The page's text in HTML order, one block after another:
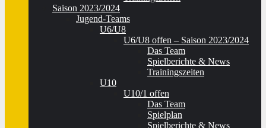
Saison 2023/2024
Jugend-Teams
U6/U8
U6/U8 offen – Saison 2023/2024
Das Team
Spielberichte & News
Trainingszeiten
U10
U10/1 offen
Das Team
Spielplan
Spielberichte & News